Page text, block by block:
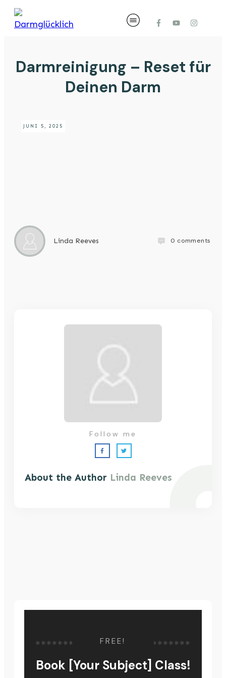
Darmreinigung – Reset für
Deinen Darm
JUNI 5, 2025
Linda Reeves 0 comments
About the Author Linda Reeves
Follow me
FREE!
Book [Your Subject] Class!